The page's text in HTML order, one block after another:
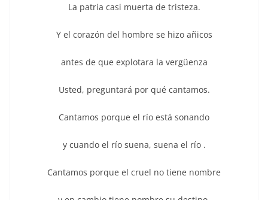
La patria casi muerta de tristeza.
Y el corazón del hombre se hizo añicos
antes de que explotara la vergüenza
Usted, preguntará por qué cantamos.
Cantamos porque el río está sonando
y cuando el río suena, suena el río .
Cantamos porque el cruel no tiene nombre